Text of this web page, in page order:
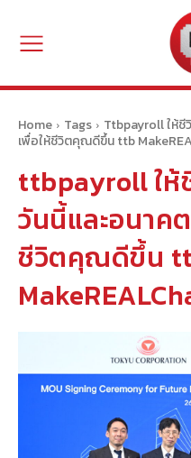
Home Tags
Ttbpayroll ให้ชี
เพื่อให้ชีวิตคุณดีขึ้น ttb
ttbpayroll ให้
วันนี้และอนาค
ชีวิตคุณดีขึ้น